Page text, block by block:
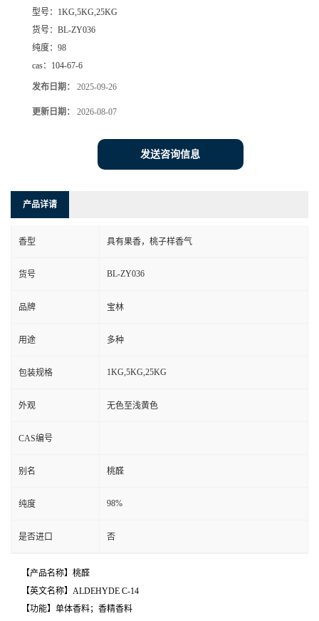
型号： 1KG,5KG,25KG
货号： BL-ZY036
纯度： 98
cas： 104-67-6
发布日期： 2025-09-26
更新日期： 2026-08-07
发送咨询信息
产品详请
香型 具有果香，桃子样香气
货号 BL-ZY036
品牌 宝林
用途 多种
包装规格 1KG,5KG,25KG
外观 无色至浅黄色
CAS编号
别名 桃醛
纯度 98%
是否进口 否
【产品名称】桃醛
【英文名称】ALDEHYDE C-14
【功能】单体香料；香精香料